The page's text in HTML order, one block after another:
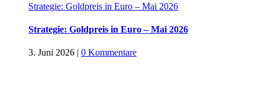
Strategie: Goldpreis in Euro – Mai 2026
Strategie: Goldpreis in Euro – Mai 2026
3. Juni 2026 | 0 Kommentare